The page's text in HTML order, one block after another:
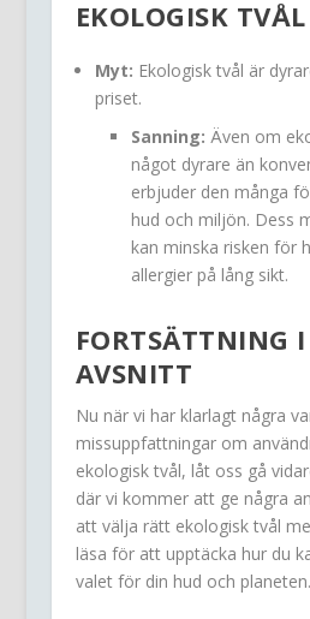
EKOLOGISK TVÅL
Myt: Ekologisk tvål är
priset.
Sanning: Även om
något dyrare än
erbjuder den många
hud och miljön. Dess
kan minska risken för
allergier på lång sikt.
FORTSÄTTNING
AVSNITT
Nu när vi har klarlagt några
missuppfattningar om
ekologisk tvål, låt oss gå
där vi kommer att ge några
att välja rätt ekologisk tvål
läsa för att upptäcka hur du
valet för din hud och planeten.